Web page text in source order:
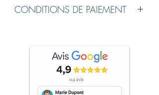
CONDITIONS DE PAIEMENT
Virement possible avant le jour de